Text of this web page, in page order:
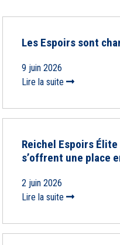
Les Espoirs sont
9 juin 2026
Lire la suite
Reichel Espoirs
s’offrent une place
2 juin 2026
Lire la suite